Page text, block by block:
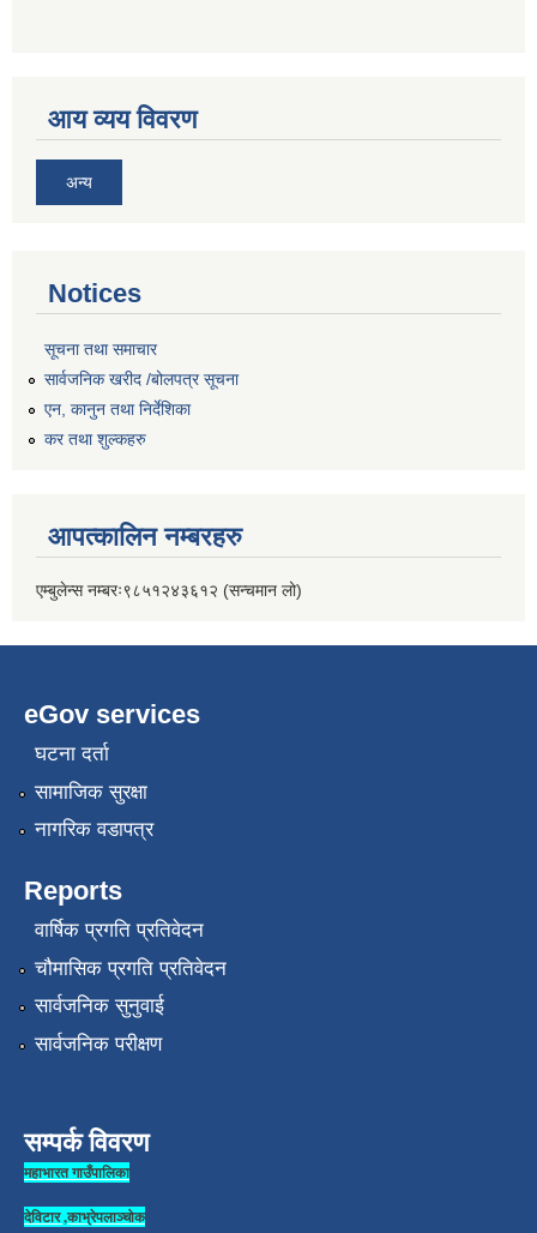
आय व्यय विवरण
अन्य
Notices
सूचना तथा समाचार
सार्वजनिक खरीद /बोलपत्र सूचना
एन, कानुन तथा निर्देशिका
कर तथा शुल्कहरु
आपत्कालिन नम्बरहरु
एम्बुलेन्स नम्बरः९८५१२४३६१२ (सन्चमान लो)
eGov services
घटना दर्ता
सामाजिक सुरक्षा
नागरिक वडापत्र
Reports
वार्षिक प्रगति प्रतिवेदन
चौमासिक प्रगति प्रतिवेदन
सार्वजनिक सुनुवाई
सार्वजनिक परीक्षण
सम्पर्क विवरण
महाभारत गाउँपालिका
देविटार ,काभ्रेपलाञ्चोक